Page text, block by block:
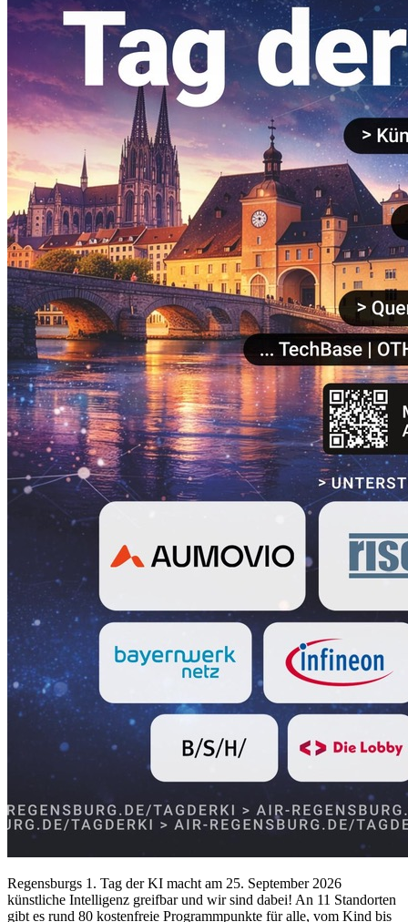
Regensburgs 1. Tag der KI macht am 25. September 2026
künstliche Intelligenz greifbar und wir sind dabei! An 11 Standorten
gibt es rund 80 kostenfreie Programmpunkte für alle, vom Kind bis